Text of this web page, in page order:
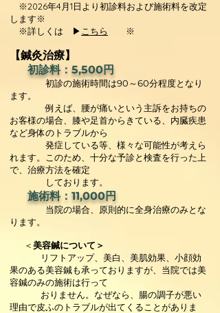
※2026年4月1日より初診料および施術料を改定
します※
※詳しくは ▶ こちら ​ ※
​【鍼灸治療】
初診料：5,500円
初診の施術時間は90～60分程度となり
ます。
例えば、腰が痛いという主訴をお持ちの
お客様の場合、膝や足首からきている、内臓疾患
など身体のトラブルから
発症している等、様々な可能性が考えら
れます。このため、十分な予診と検査を行った上
で、治療方法を確定
しております。
施術料：11,000円
当院の場合、原則的に全身治療のみとな
ります。
＜美容鍼について＞
リフトアップ、美白、美肌効果、小顔効
果のある美容鍼も承っておりますが、当院では美
容鍼のみの施術は行って
おりません。なぜなら、腸の調子が悪い
理由で皮ふのトラブルが出てくることがありま